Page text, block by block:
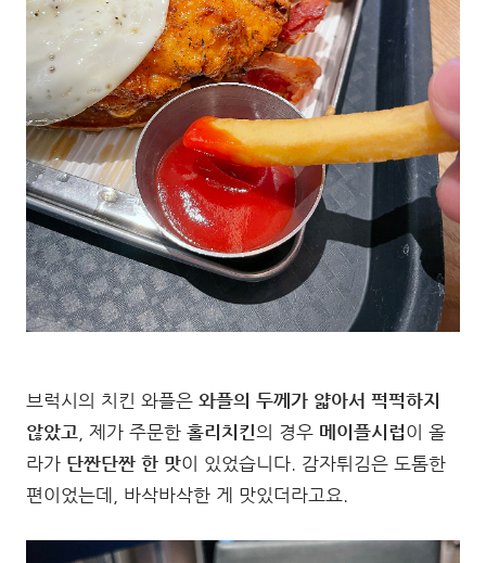
브럭시의 치킨 와플은 와플의 두께가 얇아서 퍽퍽하지
않았고 , 제가 주문한 홀리치킨의 경우 메이플시럽이 올
라가 단짠단짠 한 맛이 있었습니다. 감자튀김은 도톰한
편이었는데, 바삭바삭한 게 맛있더라고요.